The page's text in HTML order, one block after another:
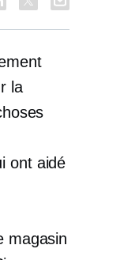
la
ont aidé
magasin